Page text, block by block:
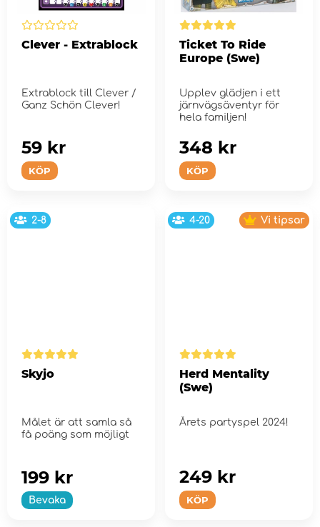
Clever - Extrablock
Extrablock till Clever /
Ganz Schön Clever!
KÖP
59 kr
Ticket To Ride
Europe (Swe)
Upplev glädjen i ett
järnvägsäventyr för
hela familjen!
KÖP
348 kr
2-8
Skyjo
Målet är att samla så
få poäng som möjligt
Bevaka
199 kr
4-20 Vi tipsar
Herd Mentality
(Swe)
Årets partyspel 2024!
KÖP
249 kr